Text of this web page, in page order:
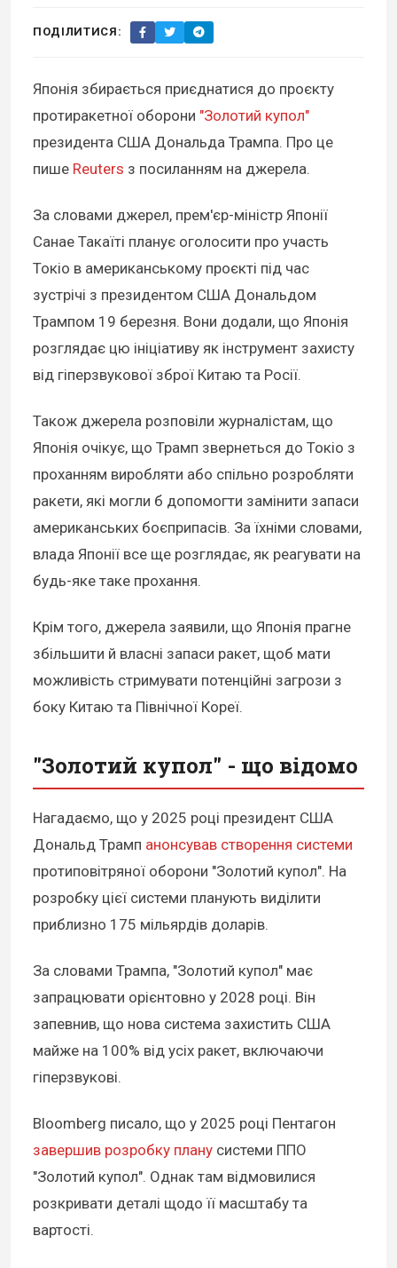
ПОДІЛИТИСЯ:
Японія збирається приєднатися до проєкту
протиракетної оборони "Золотий купол"
президента США Дональда Трампа. Про це
пише Reuters з посиланням на джерела.
За словами джерел, прем'єр-міністр Японії
Санае Такаїті планує оголосити про участь
Токіо в американському проєкті під час
зустрічі з президентом США Дональдом
Трампом 19 березня. Вони додали, що Японія
розглядає цю ініціативу як інструмент захисту
від гіперзвукової зброї Китаю та Росії.
Також джерела розповіли журналістам, що
Японія очікує, що Трамп звернеться до Токіо з
проханням виробляти або спільно розробляти
ракети, які могли б допомогти замінити запаси
американських боєприпасів. За їхніми словами,
влада Японії все ще розглядає, як реагувати на
будь-яке таке прохання.
Крім того, джерела заявили, що Японія прагне
збільшити й власні запаси ракет, щоб мати
можливість стримувати потенційні загрози з
боку Китаю та Північної Кореї.
"Золотий купол" - що відомо
Нагадаємо, що у 2025 році президент США
Дональд Трамп анонсував створення системи
протиповітряної оборони "Золотий купол". На
розробку цієї системи планують виділити
приблизно 175 мільярдів доларів.
За словами Трампа, "Золотий купол" має
запрацювати орієнтовно у 2028 році. Він
запевнив, що нова система захистить США
майже на 100% від усіх ракет, включаючи
гіперзвукові.
Bloomberg писало, що у 2025 році Пентагон
завершив розробку плану системи ППО
"Золотий купол". Однак там відмовилися
розкривати деталі щодо її масштабу та
вартості.